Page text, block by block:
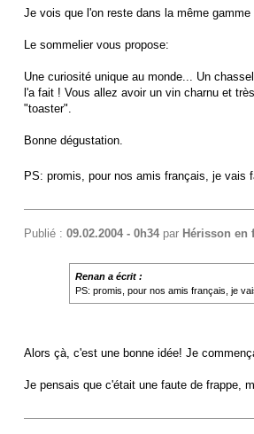
Je vois que l'on reste dans la même
Le sommelier vous propose:
Une curiosité unique au monde... Un
l'a fait ! Vous allez avoir un vin charnu et
"toaster".
Bonne dégustation.
PS: promis, pour nos amis français, je vais
Publié : 09.02.2004 - 0h34par Hérisson en
Renan a écrit :
PS: promis, pour nos amis français, je
Alors çà, c'est une bonne idée! Je
Je pensais que c'était une faute de frappe,